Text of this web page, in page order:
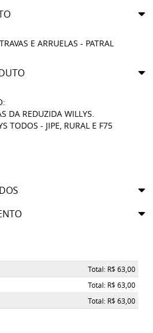
E ARRUELAS - PATRAL
DA REDUZIDA WILLYS.
TODOS - JIPE, RURAL E F75
Total: R$ 63,00
Total: R$ 63,00
Total: R$ 63,00